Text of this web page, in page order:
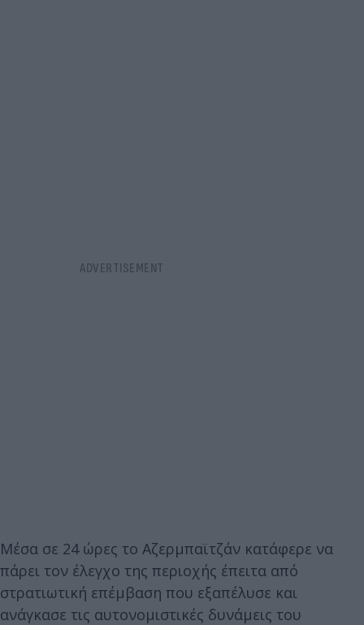
Μέσα σε 24 ώρες το Αζερμπαϊτζάν κατάφερε να
πάρει τον έλεγχο της περιοχής έπειτα από
στρατιωτική επέμβαση που εξαπέλυσε και
ανάγκασε τις αυτονομιστικές δυνάμεις του